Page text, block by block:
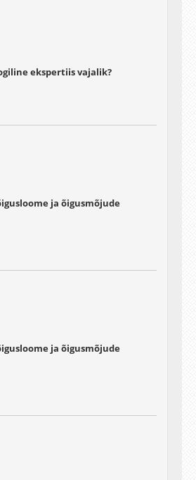
ekspertiis vajalik?
ja õigusmõjude
ja õigusmõjude